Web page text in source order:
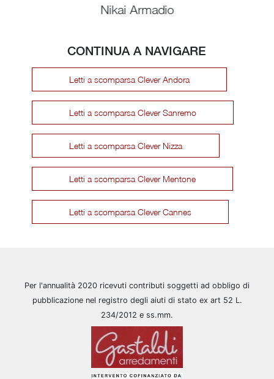
Nikai Armadio
CONTINUA A NAVIGARE
Letti a scomparsa Clever Andora
Letti a scomparsa Clever Sanremo
Letti a scomparsa Clever Nizza
Letti a scomparsa Clever Mentone
Letti a scomparsa Clever Cannes
Per l'annualità 2020 ricevuti contributi soggetti ad obbligo di
pubblicazione nel registro degli aiuti di stato ex art 52 L.
234/2012 e ss.mm.